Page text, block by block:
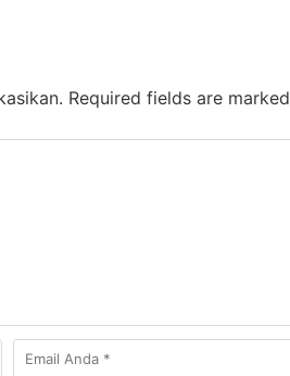
Required fields are marked